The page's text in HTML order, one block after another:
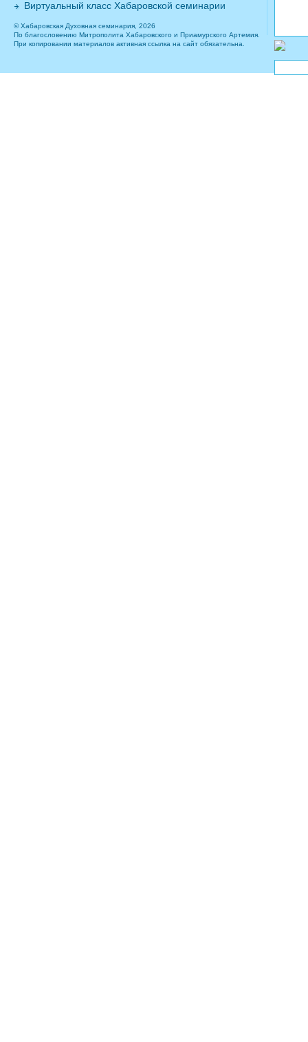
Виртуальный класс Хабаровской семинарии
© Хабаровская Духовная семинария, 2026
По благословению Митрополита Хабаровского и Приамурского Артемия.
При копировании материалов активная ссылка на сайт обязательна.